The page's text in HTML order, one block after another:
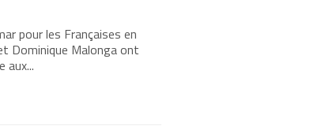
pour les Françaises en
Dominique Malonga ont
aux...